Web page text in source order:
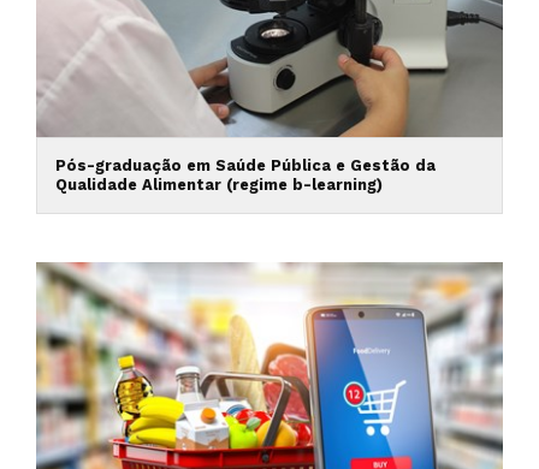
Pós-graduação em Saúde Pública e Gestão da
Qualidade Alimentar (regime b-learning)